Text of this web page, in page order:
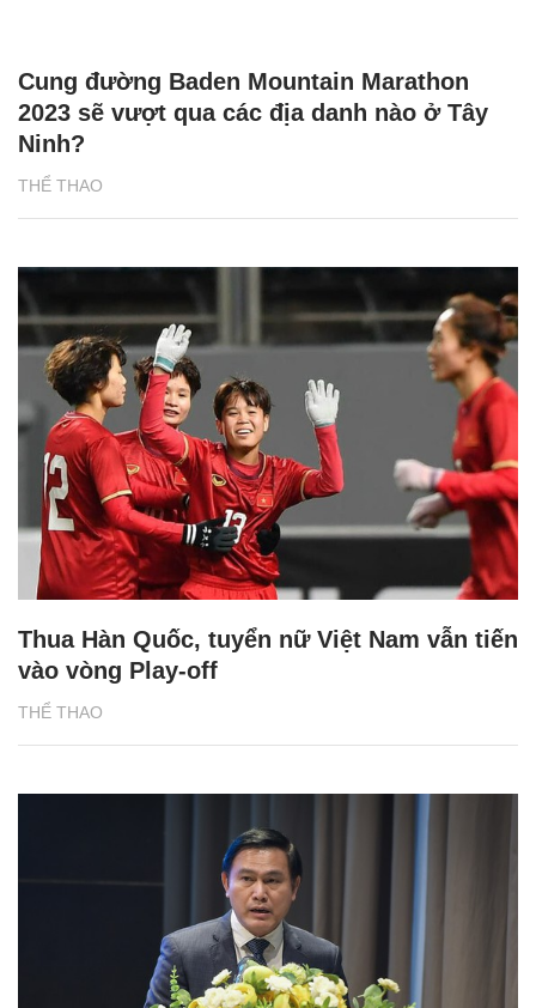
THỂ THAO
Cung đường Baden Mountain Marathon
2023 sẽ vượt qua các địa danh nào ở Tây
Ninh?
THỂ THAO
Thua Hàn Quốc, tuyển nữ Việt Nam vẫn tiến
vào vòng Play-off